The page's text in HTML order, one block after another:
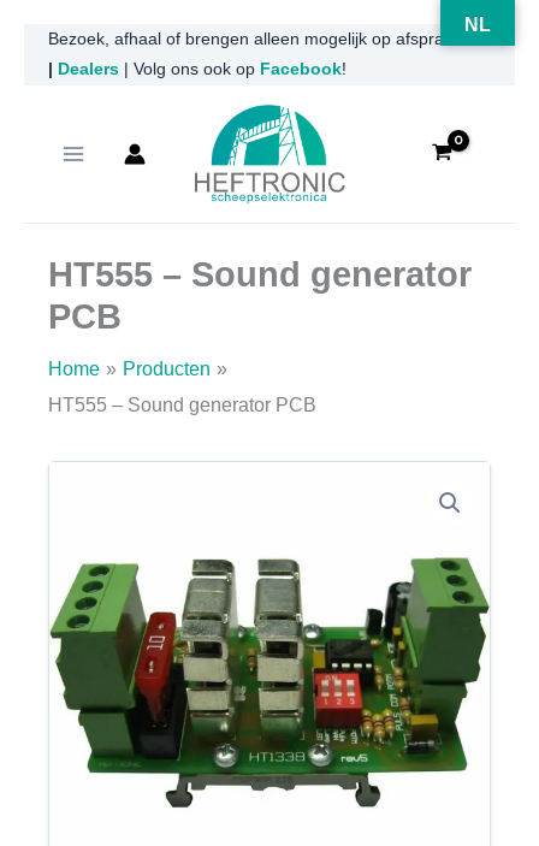
naar
inhoud
Bezoek, afhaal of brengen alleen mogelijk op afspraak
Dealers | Volg ons ook op Facebook!
HT555 – Sound generator
PCB
Home
Producten
HT555 – Sound generator PCB
NL